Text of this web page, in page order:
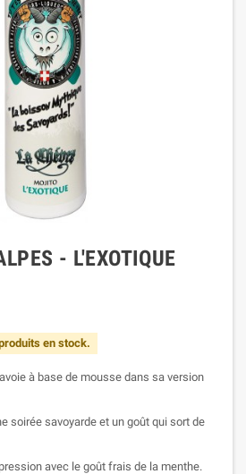
- L'EXOTIQUE
en stock.
à base de mousse dans sa version
soirée savoyarde et un goût qui sort de
avec le goût frais de la menthe.